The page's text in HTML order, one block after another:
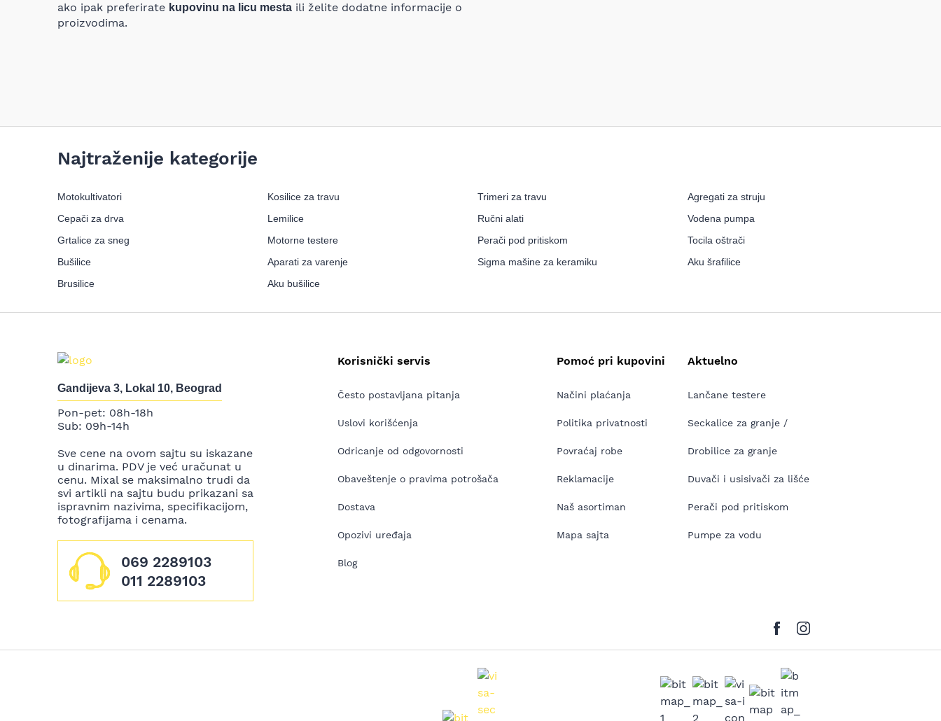
ako ipak preferirate kupovinu na licu mesta ili želite dodatne informacije o
proizvodima.
Najtraženije kategorije
Motokultivatori
Cepači za drva
Grtalice za sneg
Bušilice
Brusilice
Kosilice za travu
Lemilice
Motorne testere
Aparati za varenje
Aku bušilice
Trimeri za travu
Ručni alati
Perači pod pritiskom
Sigma mašine za keramiku
Agregati za struju
Vodena pumpa
Tocila oštrači
Aku šrafilice
Gandijeva 3, Lokal 10, Beograd
Pon-pet: 08h-18h
Sub: 09h-14h
Sve cene na ovom sajtu su iskazane
u dinarima. PDV je već uračunat u
cenu. Mixal se maksimalno trudi da
svi artikli na sajtu budu prikazani sa
ispravnim nazivima, specifikacijom,
fotografijama i cenama.
069 2289103
011 2289103
Korisnički servis
Često postavljana pitanja
Uslovi korišćenja
Odricanje od odgovornosti
Obaveštenje o pravima potrošača
Dostava
Opozivi uređaja
Blog
Pomoć pri kupovini
Načini plaćanja
Politika privatnosti
Povraćaj robe
Reklamacije
Naš asortiman
Mapa sajta
Aktuelno
Lančane testere
Seckalice za granje /
Drobilice za granje
Duvači i usisivači za lišće
Perači pod pritiskom
Pumpe za vodu